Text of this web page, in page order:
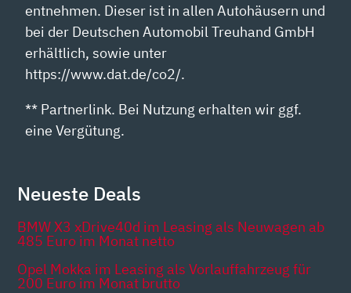
entnehmen. Dieser ist in allen Autohäusern und
bei der Deutschen Automobil Treuhand GmbH
erhältlich, sowie unter
https://www.dat.de/co2/.
** Partnerlink. Bei Nutzung erhalten wir ggf.
eine Vergütung.
Neueste Deals
BMW X3 xDrive40d im Leasing als Neuwagen ab
485 Euro im Monat netto
Opel Mokka im Leasing als Vorlauffahrzeug für
200 Euro im Monat brutto